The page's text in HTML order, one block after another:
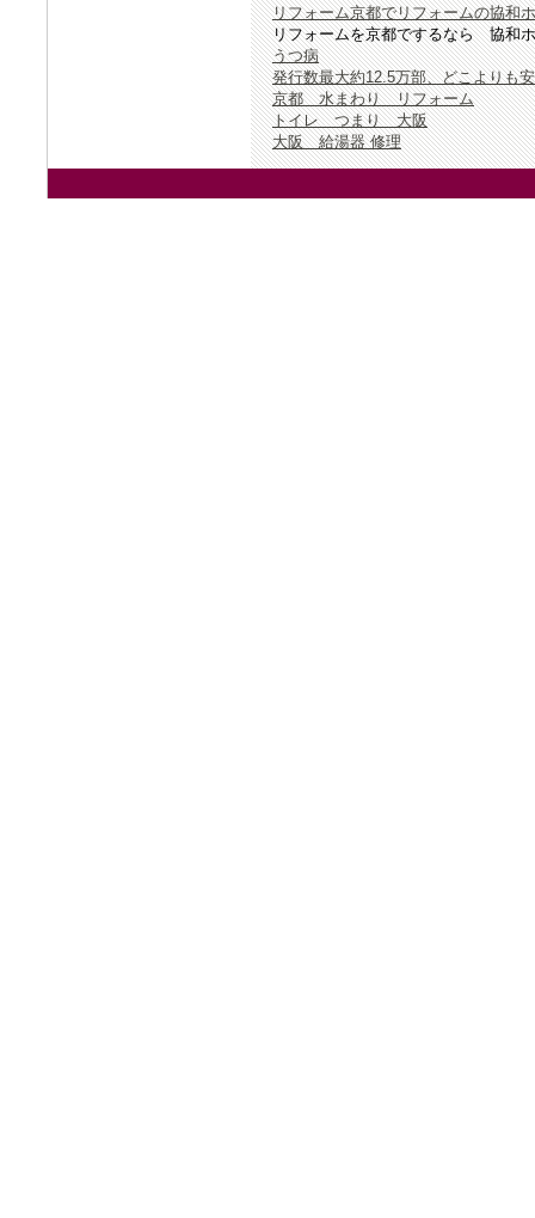
リフォーム京都でリフォームの協和
リフォームを京都でするなら 協和
うつ病
発行数最大約12.5万部、どこよりも
京都 水まわり リフォーム
トイレ つまり 大阪
大阪 給湯器 修理